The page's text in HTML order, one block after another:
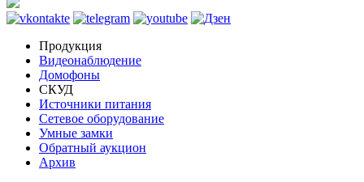
Продукция
Видеонаблюдение
Домофоны
СКУД
Источники питания
Сетевое оборудование
Умные замки
Обратный аукцион
Архив